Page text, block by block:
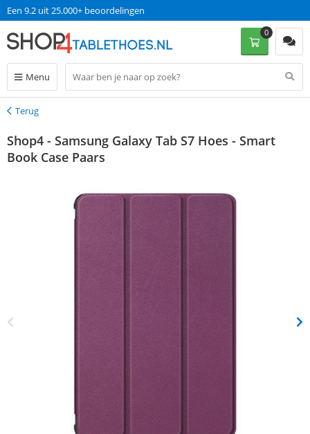
Een 9.2 uit 25.000+ beoordelingen
Menu
0
Terug
Terug
Shop4 - Samsung Galaxy Tab S7 Hoes - Smart
Book Case Paars